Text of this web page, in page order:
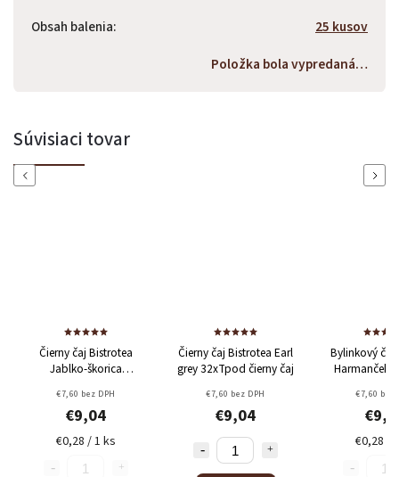
Obsah balenia:
25 kusov
Položka bola vypredaná…
Súvisiaci tovar
Previous
Čierny čaj Bistrotea
Jablko-škorica
doba trvanlivosti
30/06/2026 - čierny čaj
€7,60 bez DPH
€9,04
€0,28 / 1 ks
Čierny čaj Bistrotea Earl
grey 32xTpod čierny čaj
€7,60 bez DPH
€9,04
Bylinkový čaj
Harmanček
trvanlivosti
€7,60 bez
€0,28 /
Next